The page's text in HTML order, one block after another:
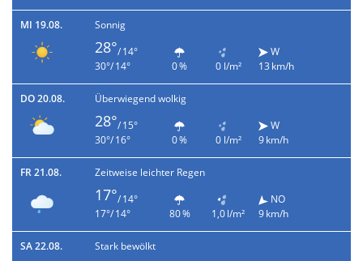
MI 19.08. Sonnig
28°/ 14°
30°/ 14°
0 % 0 l/m²
W
13 km/h
DO 20.08. Überwiegend wolkig
28°/ 15°
30°/ 16°
0 % 0 l/m²
W
9 km/h
FR 21.08. Zeitweise leichter Regen
17°/ 14°
17°/ 14°
80 % 1,0 l/m²
NO
9 km/h
SA 22.08. Stark bewölkt